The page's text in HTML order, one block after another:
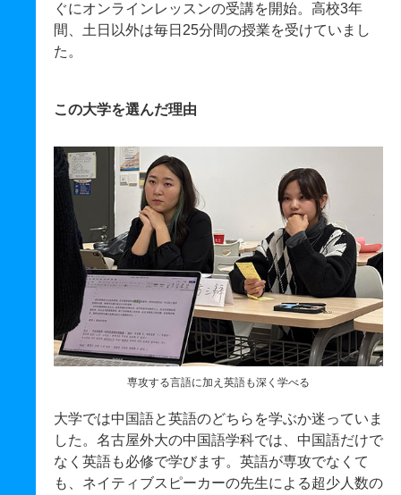
ぐにオンラインレッスンの受講を開始。高校3年
間、土日以外は毎日25分間の授業を受けていまし
た。
この大学を選んだ理由
専攻する言語に加え英語も深く学べる
大学では中国語と英語のどちらを学ぶか迷っていま
した。名古屋外大の中国語学科では、中国語だけで
なく英語も必修で学びます。英語が専攻でなくて
も、ネイティブスピーカーの先生による超少人数の